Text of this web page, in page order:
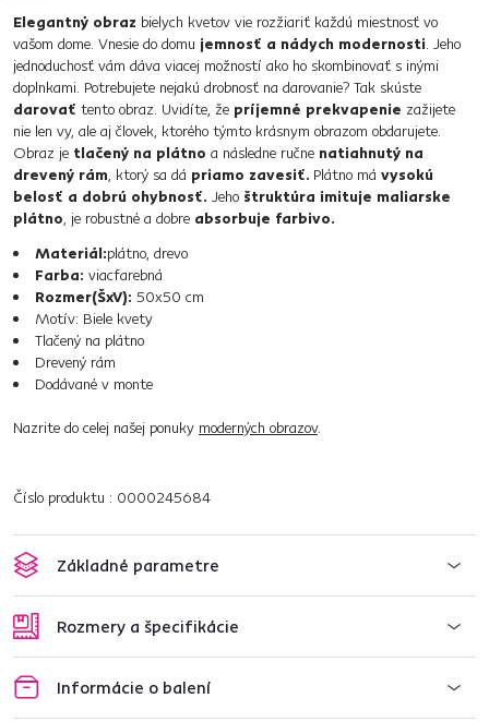
Elegantný obraz bielych kvetov vie rozžiariť každú miestnosť vo
vašom dome. Vnesie do domu jemnosť a nádych modernosti. Jeho
jednoduchosť vám dáva viacej možností ako ho skombinovať s inými
doplnkami. Potrebujete nejakú drobnosť na darovanie? Tak skúste
darovať tento obraz. Uvidíte, že príjemné prekvapenie zažijete
nie len vy, ale aj človek, ktorého týmto krásnym obrazom obdarujete.
Obraz je tlačený na plátno a následne ručne natiahnutý na
drevený rám, ktorý sa dá priamo zavesiť. Plátno má vysokú
belosť a dobrú ohybnosť. Jeho štruktúra imituje maliarske
plátno, je robustné a dobre absorbuje farbivo.
Materiál:plátno, drevo
Farba: viacfarebná
Rozmer(ŠxV): 50x50 cm
Motív: Biele kvety
Tlačený na plátno
Drevený rám
Dodávané v monte
Nazrite do celej našej ponuky moderných obrazov.
Číslo produktu : 0000245684
Základné parametre
Rozmery a špecifikácie
Informácie o balení